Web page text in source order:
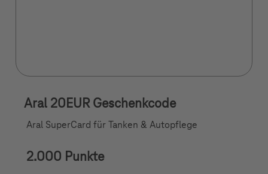
Aral 20EUR Geschenkcode
Aral SuperCard für Tanken & Autopflege
2.000 Punkte